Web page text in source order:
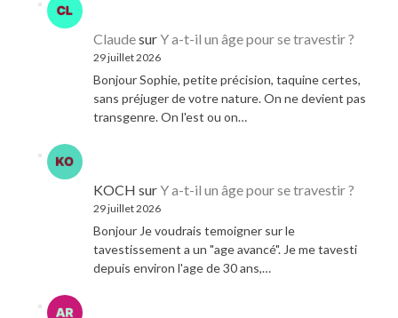
ClaudesurY a-t-il un âge pour se travestir ?
29 juillet 2026
Bonjour Sophie, petite précision, taquine certes,
sans préjuger de votre nature. On ne devient pas
transgenre. On l'est ou on…
KOCH surY a-t-il un âge pour se travestir ?
29 juillet 2026
Bonjour Je voudrais temoigner sur le
tavestissement a un "age avancé". Je me tavesti
depuis environ l'age de 30 ans,…